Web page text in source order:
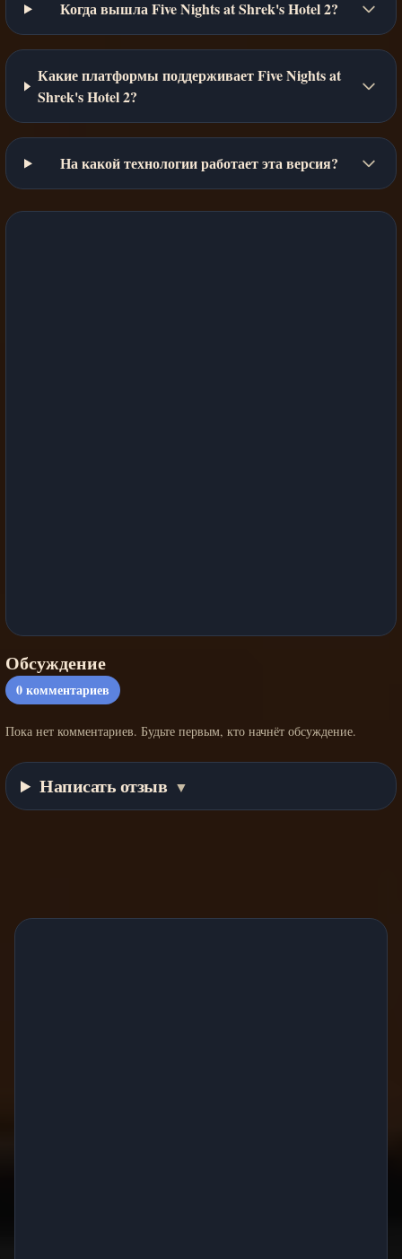
Когда вышла Five Nights at Shrek's Hotel 2?
Какие платформы поддерживает Five Nights at
Shrek's Hotel 2?
На какой технологии работает эта версия?
Обсуждение
0комментариев
Пока нет комментариев. Будьте первым, кто начнёт обсуждение.
Написать отзыв ▼